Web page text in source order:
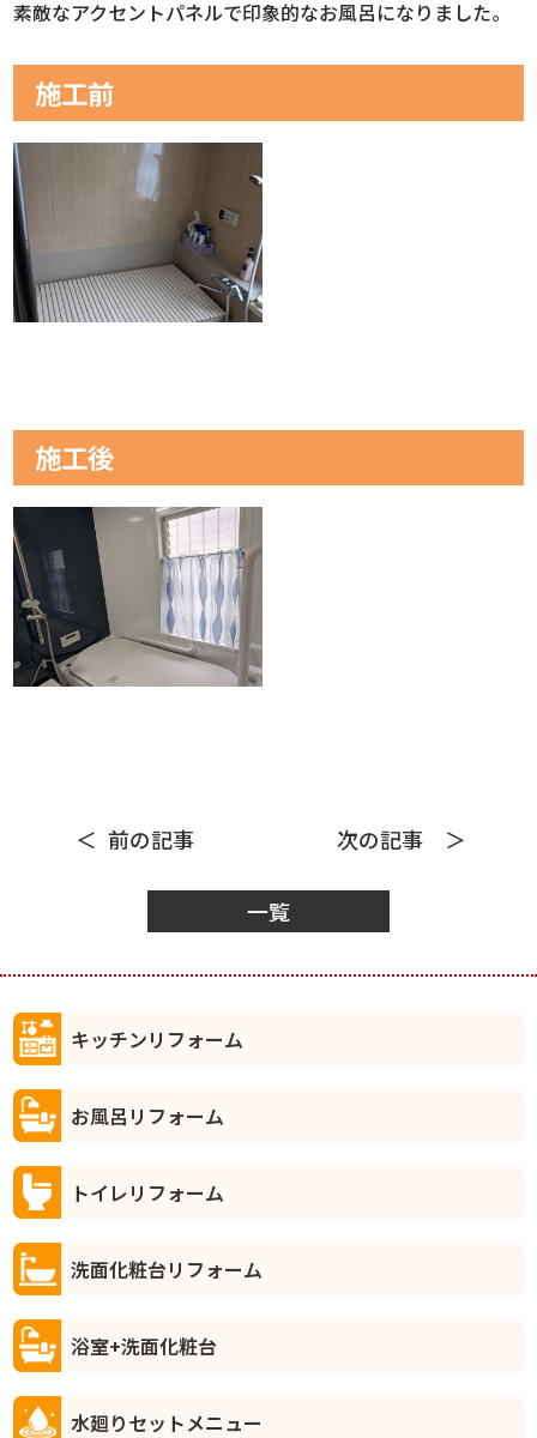
素敵なアクセントパネルで印象的なお風呂になりました。
施工前
施工後
前の記事
一覧
次の記事
キッチンリフォーム
お風呂リフォーム
トイレリフォーム
洗面化粧台リフォーム
浴室+洗面化粧台
水廻りセットメニュー